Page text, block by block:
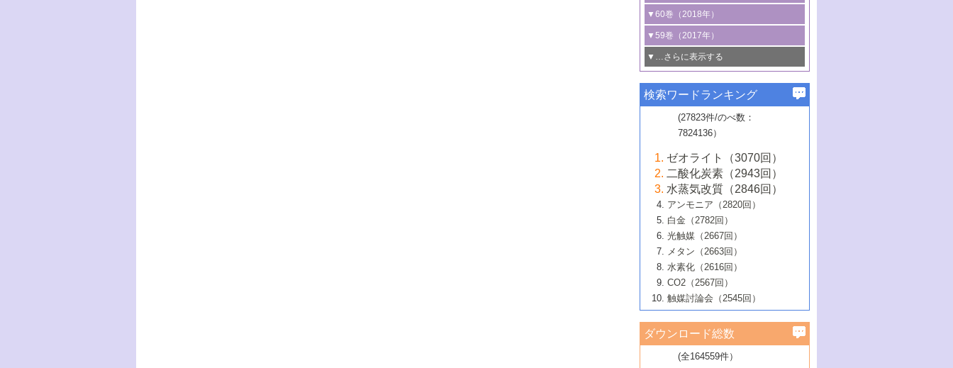
る非貴金属触媒の研究動向
5号 ゼオライトの合成と応用における研
究動向
6号 ヘテロ接合界面
B号 第135回触媒討論会（2025年）
線を利用した触媒解析技術の最先端
5号 単原子触媒
6号 参照触媒委員会からのお知らせ
B号 第133回触媒討論会（2023年）
4号 格子酸素・格子酸素欠陥を利用した
触媒反応
5号 生体触媒によるエネルギー変換反応
6号 窒素とリンの循環のための触媒・機
能性材料
3号 CO の排出削減および有効活用のた
めの触媒技術
4号 若手による情報発信企画～とびたて
若き触媒の研究者たち～（1）
若き触媒の研究者たち～（2）
6号 石油のノーブル・ユースを志向した
触媒技術
大学：オンライン・対面開催）
3号 特殊反応場を利用した触媒的分子変
換反応
4号 多孔質材料を用いた触媒の新展開
5号 情報学的手法を用いた触媒開発
6号 カーボンニュートラルに向けた電解
技術
B号 第127回触媒討論会（2021年・オン
ライン開催(Zoom)のみ）
タリゼーション
2号 機能化学品製造に資するクリーンな
触媒的酸化反応
3号 水処理のための触媒化学
4号 光触媒を用いた水分解の最新の研究
動向
5号 次世代の触媒プロセスを支えるマイ
6号 メタン転換技術の最新動向
B号 第125回触媒討論会（2020年・工学
院大学）
1号 物質移動制御に着目した触媒プロセ
ス開発
2号 CO2 フリー水素サプライチェーンに
関わる触媒開発動向
3号 精密高分子合成に関する最近の研究
動向
4号 バイオマス化成品製造のための触媒
5号 固体触媒による含窒素有機化合物変
換の最前線
6号 貴金属使用量低減に向けた自動車排
ガス浄化触媒の開発
B号 第123回触媒討論会（2019年・大阪
▼60巻（2018年）
1号 固体酸触媒の最新の研究動向
2号 二酸化炭素からの有用化学品合成
3号 ナノ粒子・クラスター触媒の最前線
4号 60周年記念企画
5号 進化するゼオライト合成技術
6号 非貴金属系触媒における電気化学的
B号 第121回触媒討論会（2018年・東京
大学）
▼59巻（2017年）
1号 いたるところに，触媒
最先端技術
3号 無機分離膜材料の開発と触媒反応プ
ロセスへの適用
5号 水素のふるまいを解き明かす最先端
研究
6号 低級アルカンの有効利用のための触
媒技術
B号 第119回触媒討論会（2017年・首都
大学東京）
▼…さらに表示する
1号 ユニークな構造の高分子を生み出す触
2号 リグニンからの化成品製造に向けた触
媒技術
3号 触媒研究の最先端～とびたて若き研究
者たち～（1）
4号 触媒研究の最先端～とびたて若き研究
者たち～（2）
5号 触媒研究の最先端～とびたて若き研究
者たち～（3）
6号 イオニクス材料と燃料電池・電解合成
の最新の研究動向
B号 第117回触媒討論会（2016年・大阪府
立大学）
▼57巻（2015年）
1号 水素キャリアにかかわる触媒技術の新
2号 石油精製用触媒の最近の進展
3号 固体酸化物形燃料電池（SOFC）におけ
るアノード触媒上での燃料直接改質技術
4号 コアシェル構造の制御による触媒機能
5号 工業触媒およびその周辺技術の最近の
進歩
6号 ナノシート
B号 第115回触媒討論会（2015年・成蹊大
▼56巻（2014年）
2号 光触媒反応機構に関する最新の研究動
向
開発動向
4号 人工光合成に向けた近年のアプローチ
5号 未利用熱エネルギーの有効活用に貢献
する触媒技術
6号 ポリオキソメタレート
B号 第113回触媒討論会（2014年・ロワジ
ールホテル豊橋）
1号 高耐久性燃料電池システム用触媒にお
ける新展開
2号 リビングラジカル重合の最近の動向
3号 天然ガスの化学工業的展開に関する触
媒技術
4号 貴金属触媒の精密構造制御とその活用
5号 バイオマス化成品製造のための固体触
6号 ナノ空間─吸着状態解析から新機能開拓
B号 第111回触媒討論会（2013年・関西大
▼54巻（2012年）
1号 規則性多孔体の利用技術における最近
の進歩
2号 第109回触媒討論会
3号 貴金属低減技術の最新動向
4号 貴金属代替技術の最新動向
5号 光触媒による物質変換反応の新展開
6号 グラフェン
7号 水素を利用する化成品合成の新潮流
▼53巻（2011年）
1号 金属学から見る合金触媒の新展開
2号 第107回触媒討論会
3号 触媒のその場観察法の進歩（１）
4号 触媒のその場観察法の進歩（２）
5号 不活性結合の触媒的活性化による有機
合成
6号 新しい固体酸触媒技術
7号 ゼオライト合成における最近の進歩
▼52巻（2010年）
1号 触媒の劣化対策と長寿命触媒開発
2号 第105回触媒討論会
3号 ナノ構造が拓く新機能
4号 活性サイトおよびその環境の精密な設
計による触媒の高機能化
5号 触媒を有効に使うための技術
7号 有機分子触媒による精密有機合成
1号 炭素材料－熱い注目を集める材料－
2号 第103回触媒討論会
3号 環境浄化用光触媒の現状と課題
4号 水素社会の実現に向けた水素製造・貯
蔵技術の進歩
5号 CO2が関わる触媒・材料
▼50巻（2008年）
1号 触媒化学と学会のこの10年，半世紀，
そして未来
2号 第101回触媒討論会
4号 錯体を利用したユニークな表面構造の
構築と機能
▼49巻（2007年）
1号 含フッ素化合物の合成と触媒
2号 第99回触媒討論会
3号 実用的ファインケミカル合成プロセス
を実現する触媒
▼48巻（2006年）
1号 固体酸触媒の最近の進歩
2号 第97回触媒討論会
3号 リビング重合触媒の最近の展開
1号 最近の触媒担体とその効果
2号 第95回触媒討論会
▼46巻（2004年）
1号 部分酸化反応触媒の最前線
▼45巻（2003年）
検索ワードランキング
(27823件/のべ数：
7824136）
ゼオライト（3070回）
二酸化炭素（2943回）
水蒸気改質（2846回）
アンモニア（2820回）
白金（2782回）
光触媒（2667回）
メタン（2663回）
水素化（2616回）
CO2（2567回）
触媒討論会（2545回）
ダウンロード総数
(全164559件）